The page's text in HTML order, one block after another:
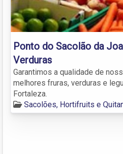
Ponto do Sacolão da
Verduras
Garantimos a qualidade de
melhores fruras, verduras e
Fortaleza.
Sacolões, Hortifruits e